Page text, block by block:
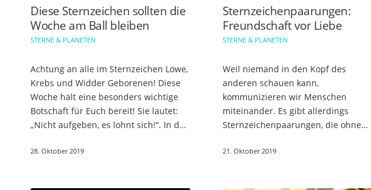
Diese Sternzeichen sollten die
Woche am Ball bleiben
STERNE & PLANETEN
Achtung an alle im Sternzeichen Löwe,
Krebs und Widder Geborenen! Diese
Woche hält eine besonders wichtige
Botschaft für Euch bereit! Sie lautet:
„Nicht aufgeben, es lohnt sich!“. In der
Eure Zeit:…
28. Oktober 2019
Sternzeichenpaarungen:
Freundschaft vor Liebe
STERNE & PLANETEN
Weil niemand in den Kopf des
anderen schauen kann,
kommunizieren wir Menschen
miteinander. Es gibt allerdings
Sternzeichenpaarungen, die ohne
und sich verstehen. Hier kommen die
21. Oktober 2019